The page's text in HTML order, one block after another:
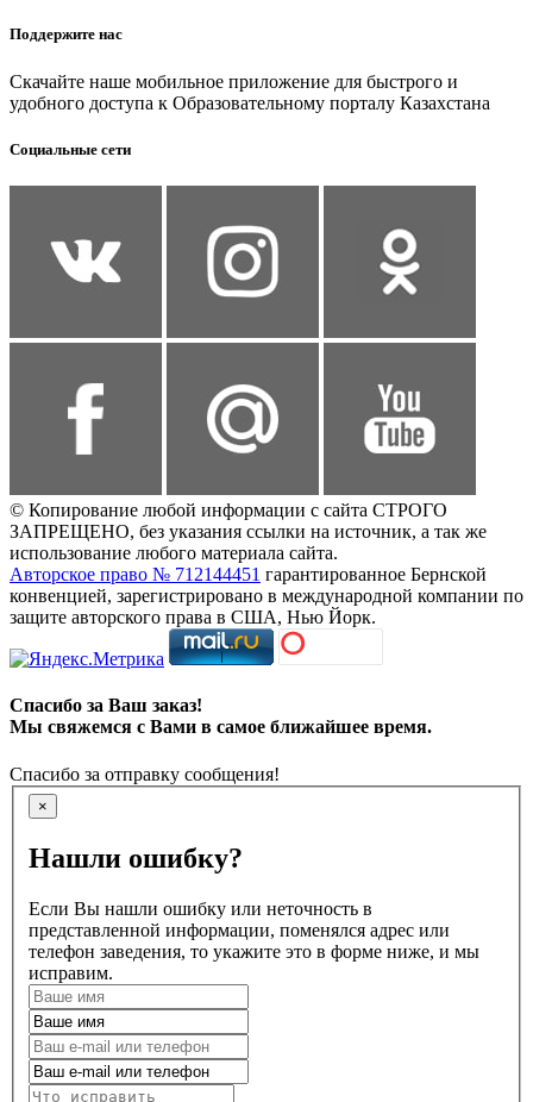
Поддержите нас
Скачайте наше мобильное приложение для быстрого и
удобного доступа к Образовательному порталу Казахстана
Социальные сети
© Копирование любой информации с сайта СТРОГО
ЗАПРЕЩЕНО, без указания ссылки на источник, а так же
использование любого материала сайта.
Авторское право № 712144451 гарантированное Бернской
конвенцией, зарегистрировано в международной компании по
защите авторского права в США, Нью Йорк.
Спасибо за Ваш заказ!
Мы свяжемся с Вами в самое ближайшее время.
Спасибо за отправку сообщения!
×
Нашли ошибку?
Если Вы нашли ошибку или неточность в
представленной информации, поменялся адрес или
телефон заведения, то укажите это в форме ниже, и мы
исправим.